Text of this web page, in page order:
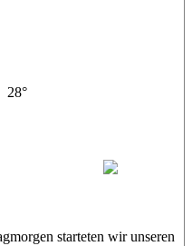
28°
starteten wir unseren